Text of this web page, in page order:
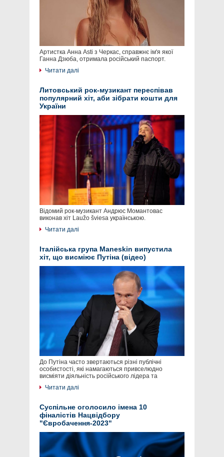
Артистка Анна Asti з Черкас, справжнє ім'я якої
Ганна Дзюба, отримала російський паспорт.
Читати далі
Литовський рок-музикант переспівав
популярний хіт, аби зібрати кошти для
України
Відомий рок-музикант Андрюс Момантовас
виконав хіт Laužo šviesa українською.
Читати далі
Італійська група Maneskin випустила
хіт, що висміює Путіна (відео)
До Путіна часто звертаються різні публічні
особистості, які намагаються привселюдно
висміяти діяльність російського лідера та
Читати далі
Суспільне оголосило імена 10
фіналістів Нацвідбору
"Євробачення-2023"